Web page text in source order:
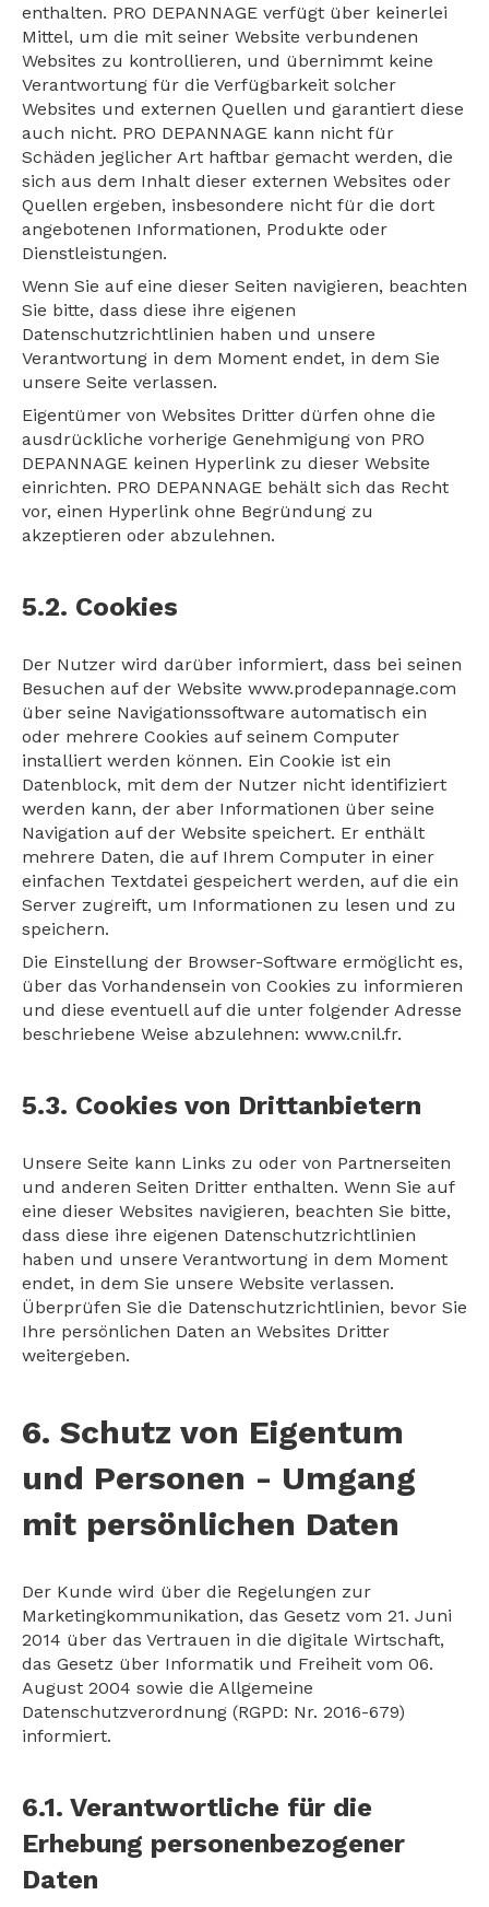
enthalten. PRO DEPANNAGE verfügt über keinerlei
Mittel, um die mit seiner Website verbundenen
Websites zu kontrollieren, und übernimmt keine
Verantwortung für die Verfügbarkeit solcher
Websites und externen Quellen und garantiert diese
auch nicht. PRO DEPANNAGE kann nicht für
Schäden jeglicher Art haftbar gemacht werden, die
sich aus dem Inhalt dieser externen Websites oder
Quellen ergeben, insbesondere nicht für die dort
angebotenen Informationen, Produkte oder
Dienstleistungen.
Wenn Sie auf eine dieser Seiten navigieren, beachten
Sie bitte, dass diese ihre eigenen
Datenschutzrichtlinien haben und unsere
Verantwortung in dem Moment endet, in dem Sie
unsere Seite verlassen.
Eigentümer von Websites Dritter dürfen ohne die
ausdrückliche vorherige Genehmigung von PRO
DEPANNAGE keinen Hyperlink zu dieser Website
einrichten. PRO DEPANNAGE behält sich das Recht
vor, einen Hyperlink ohne Begründung zu
akzeptieren oder abzulehnen.
5.2. Cookies
Der Nutzer wird darüber informiert, dass bei seinen
Besuchen auf der Website www.prodepannage.com
über seine Navigationssoftware automatisch ein
oder mehrere Cookies auf seinem Computer
installiert werden können. Ein Cookie ist ein
Datenblock, mit dem der Nutzer nicht identifiziert
werden kann, der aber Informationen über seine
Navigation auf der Website speichert. Er enthält
mehrere Daten, die auf Ihrem Computer in einer
einfachen Textdatei gespeichert werden, auf die ein
Server zugreift, um Informationen zu lesen und zu
speichern.
Die Einstellung der Browser-Software ermöglicht es,
über das Vorhandensein von Cookies zu informieren
und diese eventuell auf die unter folgender Adresse
beschriebene Weise abzulehnen: www.cnil.fr.
5.3. Cookies von Drittanbietern
Unsere Seite kann Links zu oder von Partnerseiten
und anderen Seiten Dritter enthalten. Wenn Sie auf
eine dieser Websites navigieren, beachten Sie bitte,
dass diese ihre eigenen Datenschutzrichtlinien
haben und unsere Verantwortung in dem Moment
endet, in dem Sie unsere Website verlassen.
Überprüfen Sie die Datenschutzrichtlinien, bevor Sie
Ihre persönlichen Daten an Websites Dritter
weitergeben.
6. Schutz von Eigentum
und Personen - Umgang
mit persönlichen Daten
Der Kunde wird über die Regelungen zur
Marketingkommunikation, das Gesetz vom 21. Juni
2014 über das Vertrauen in die digitale Wirtschaft,
das Gesetz über Informatik und Freiheit vom 06.
August 2004 sowie die Allgemeine
Datenschutzverordnung (RGPD: Nr. 2016-679)
informiert.
6.1. Verantwortliche für die
Erhebung personenbezogener
Daten